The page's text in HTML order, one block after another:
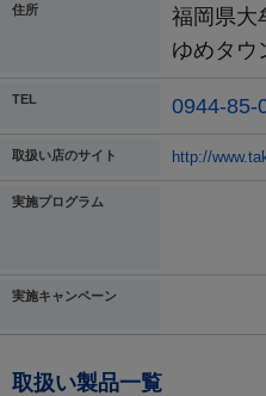
住所
福岡県大
ゆめタウ
TEL 0944-85-
取扱い店のサイト http://
実施プログラム
実施キャンペーン
取扱い製品一覧